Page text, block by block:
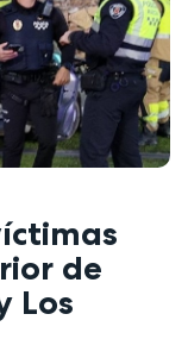
de
Los